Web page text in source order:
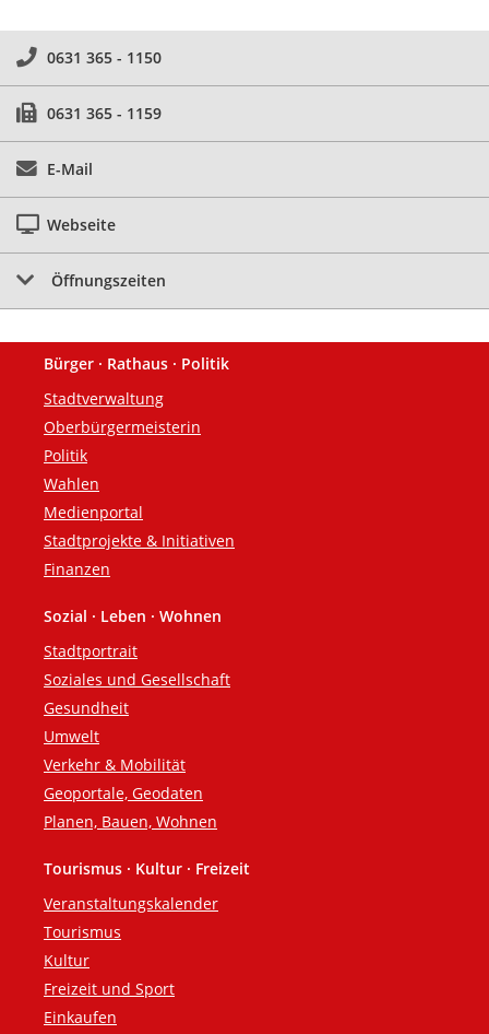
0631 365 - 1150
0631 365 - 1159
E-Mail
Webseite
Öffnungszeiten
Fußzeile
Bürger · Rathaus · Politik
Stadtverwaltung
Oberbürgermeisterin
Politik
Wahlen
Medienportal
Stadtprojekte & Initiativen
Finanzen
Sozial · Leben · Wohnen
Stadtportrait
Soziales und Gesellschaft
Gesundheit
Umwelt
Verkehr & Mobilität
Geoportale, Geodaten
Planen, Bauen, Wohnen
Tourismus · Kultur · Freizeit
Veranstaltungskalender
Tourismus
Kultur
Freizeit und Sport
Einkaufen